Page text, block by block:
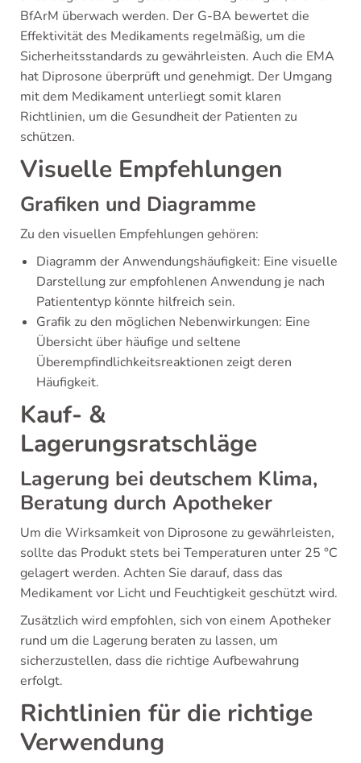
BfArM überwach werden. Der G-BA bewertet die
Effektivität des Medikaments regelmäßig, um die
Sicherheitsstandards zu gewährleisten. Auch die EMA
hat Diprosone überprüft und genehmigt. Der Umgang
mit dem Medikament unterliegt somit klaren
Richtlinien, um die Gesundheit der Patienten zu
schützen.
Visuelle Empfehlungen
Grafiken und Diagramme
Zu den visuellen Empfehlungen gehören:
Diagramm der Anwendungshäufigkeit: Eine visuelle
Darstellung zur empfohlenen Anwendung je nach
Patiententyp könnte hilfreich sein.
Grafik zu den möglichen Nebenwirkungen: Eine
Übersicht über häufige und seltene
Überempfindlichkeitsreaktionen zeigt deren
Häufigkeit.
Kauf- &
Lagerungsratschläge
Lagerung bei deutschem Klima,
Beratung durch Apotheker
Um die Wirksamkeit von Diprosone zu gewährleisten,
sollte das Produkt stets bei Temperaturen unter 25 °C
gelagert werden. Achten Sie darauf, dass das
Medikament vor Licht und Feuchtigkeit geschützt wird.
Zusätzlich wird empfohlen, sich von einem Apotheker
rund um die Lagerung beraten zu lassen, um
sicherzustellen, dass die richtige Aufbewahrung
erfolgt.
Richtlinien für die richtige
Verwendung